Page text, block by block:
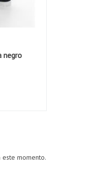
negro
este momento.